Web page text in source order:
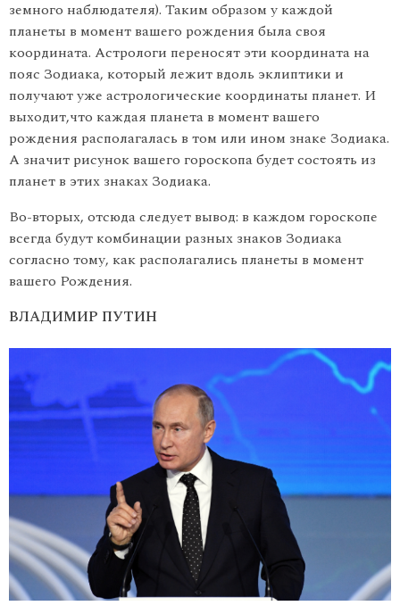
земного наблюдателя). Таким образом у каждой
планеты в момент вашего рождения была своя
координата. Астрологи переносят эти координата на
пояс Зодиака, который лежит вдоль эклиптики и
получают уже астрологические координаты планет. И
выходит,что каждая планета в момент вашего
рождения располагалась в том или ином знаке Зодиака.
А значит рисунок вашего гороскопа будет состоять из
планет в этих знаках Зодиака.
Во-вторых, отсюда следует вывод: в каждом гороскопе
всегда будут комбинации разных знаков Зодиака
согласно тому, как располагались планеты в момент
вашего Рождения.
ВЛАДИМИР ПУТИН